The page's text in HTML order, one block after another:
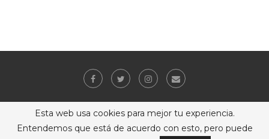
Esta web usa cookies para mejor tu experiencia.
Entendemos que está de acuerdo con esto, pero puede